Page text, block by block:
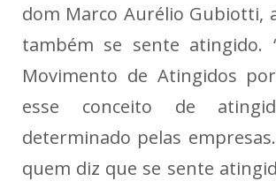
dom Marco Aurélio Gubiotti,
também se sente atingido.
Movimento de Atingidos
esse conceito de
determinado pelas
quem diz que se sente